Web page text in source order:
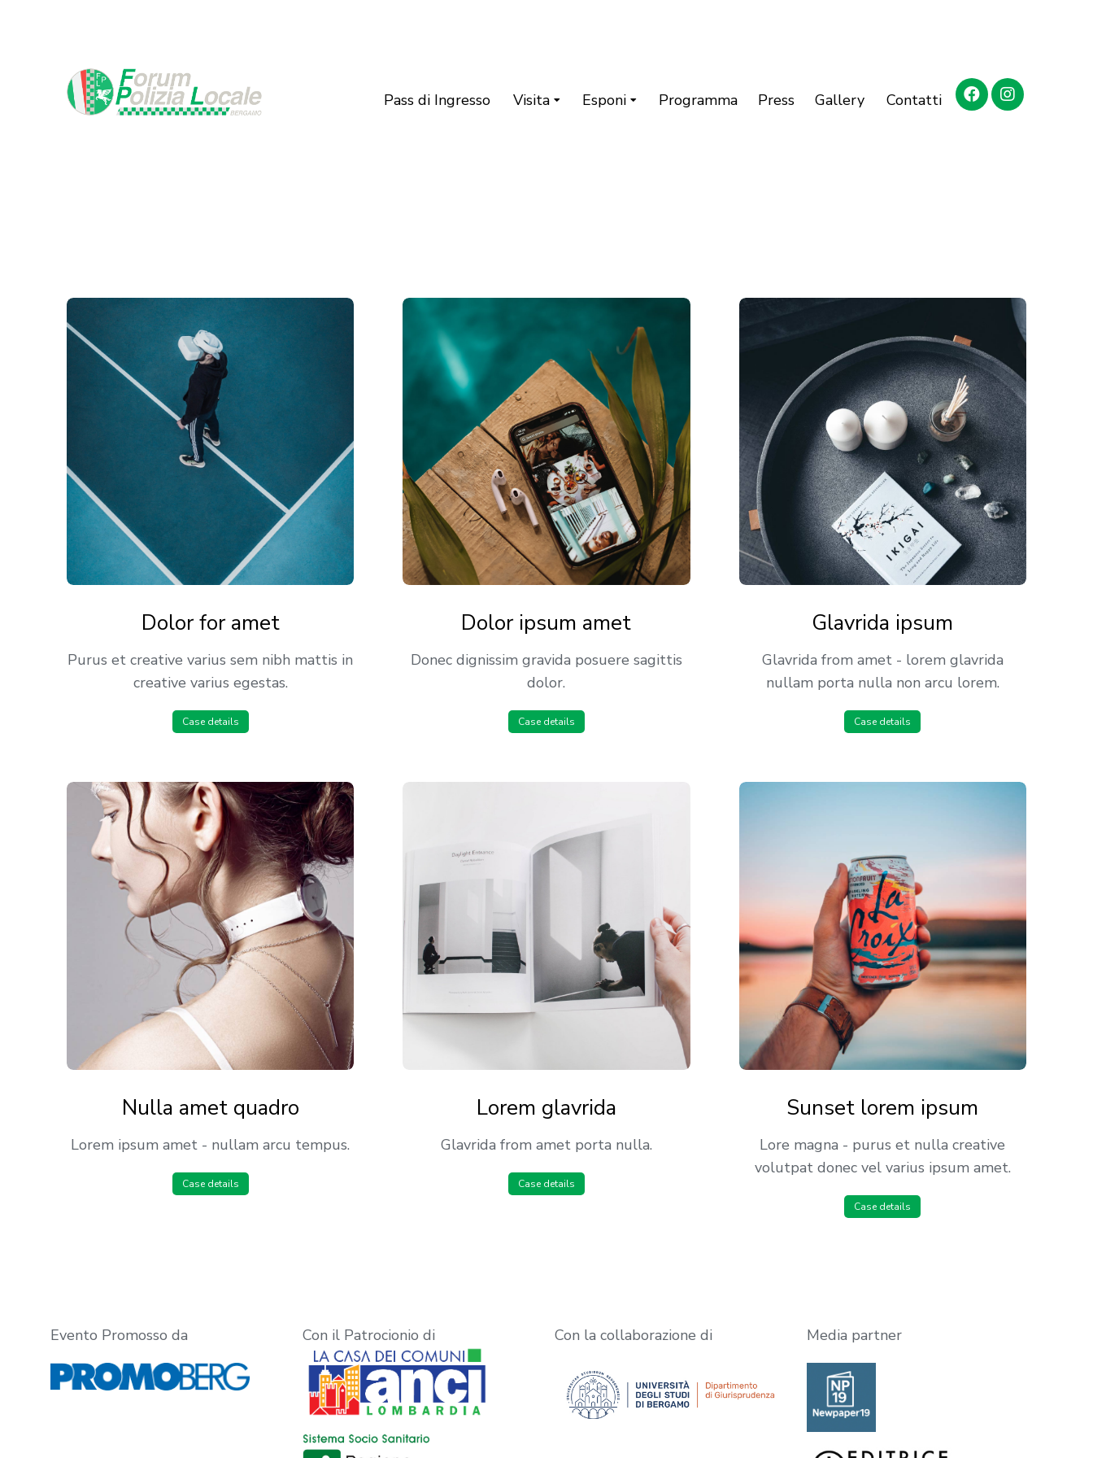
Pass di Ingresso Visita Esponi Programma Press Gallery Contatti
Dolor for amet
Purus et creative varius sem nibh mattis in
creative varius egestas.
Case details
Dolor ipsum amet
Donec dignissim gravida posuere sagittis
dolor.
Case details
Glavrida ipsum
Glavrida from amet - lorem glavrida
nullam porta nulla non arcu lorem.
Case details
Nulla amet quadro
Lorem ipsum amet - nullam arcu tempus.
Case details
Lorem glavrida
Glavrida from amet porta nulla.
Case details
Sunset lorem ipsum
Lore magna - purus et nulla creative
volutpat donec vel varius ipsum amet.
Case details
Evento Promosso da Con il Patrocionio di Con la collaborazione di Media partner